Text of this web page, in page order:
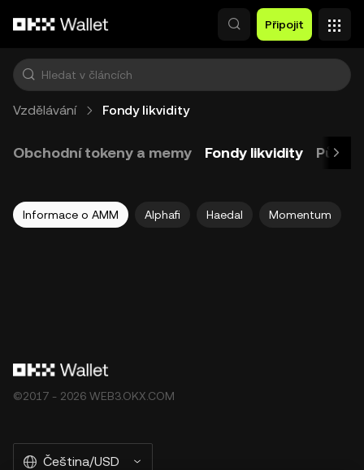
Připojit
Vzdělávání Fondy likvidity
Obchodní tokeny a memy Fondy likvidity
Informace o AMM Alphafi Haedal Momentum
©2017 - 2026 WEB3.OKX.COM
Čeština/USD